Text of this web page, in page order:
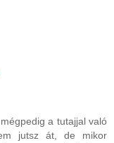
a tutajjal való
jutsz át, de mikor